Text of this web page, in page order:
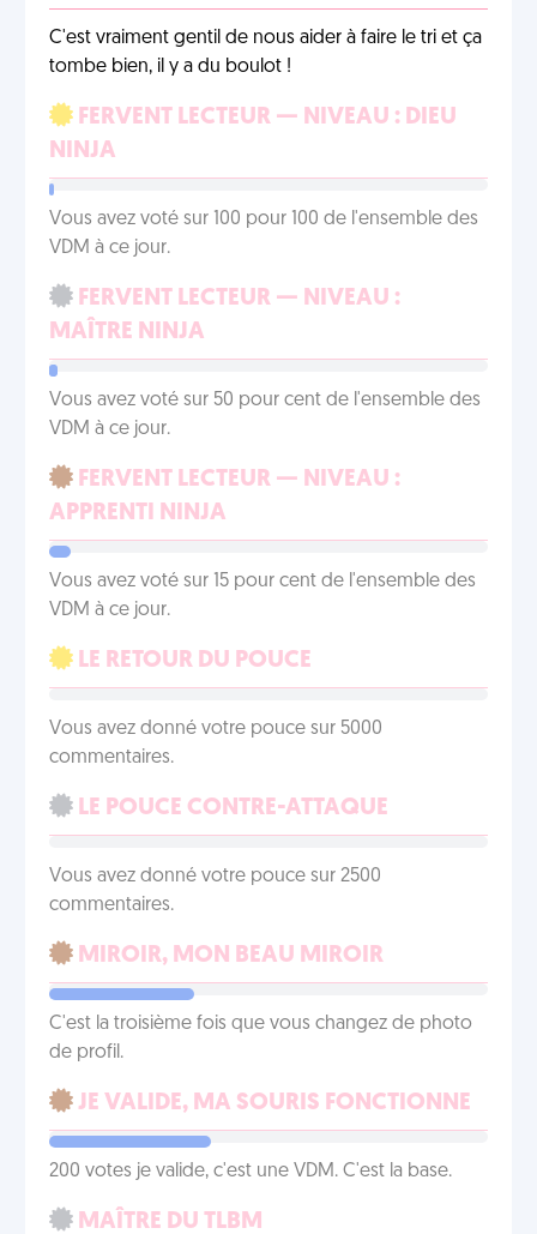
C'est vraiment gentil de nous aider à faire le tri et ça
tombe bien, il y a du boulot !
FERVENT LECTEUR — NIVEAU : DIEU
NINJA
Vous avez voté sur 100 pour 100 de l'ensemble des
VDM à ce jour.
FERVENT LECTEUR — NIVEAU :
MAÎTRE NINJA
Vous avez voté sur 50 pour cent de l'ensemble des
VDM à ce jour.
FERVENT LECTEUR — NIVEAU :
APPRENTI NINJA
Vous avez voté sur 15 pour cent de l'ensemble des
VDM à ce jour.
LE RETOUR DU POUCE
Vous avez donné votre pouce sur 5000
commentaires.
LE POUCE CONTRE-ATTAQUE
Vous avez donné votre pouce sur 2500
commentaires.
MIROIR, MON BEAU MIROIR
C'est la troisième fois que vous changez de photo
de profil.
JE VALIDE, MA SOURIS FONCTIONNE
200 votes je valide, c'est une VDM. C'est la base.
MAÎTRE DU TLBM